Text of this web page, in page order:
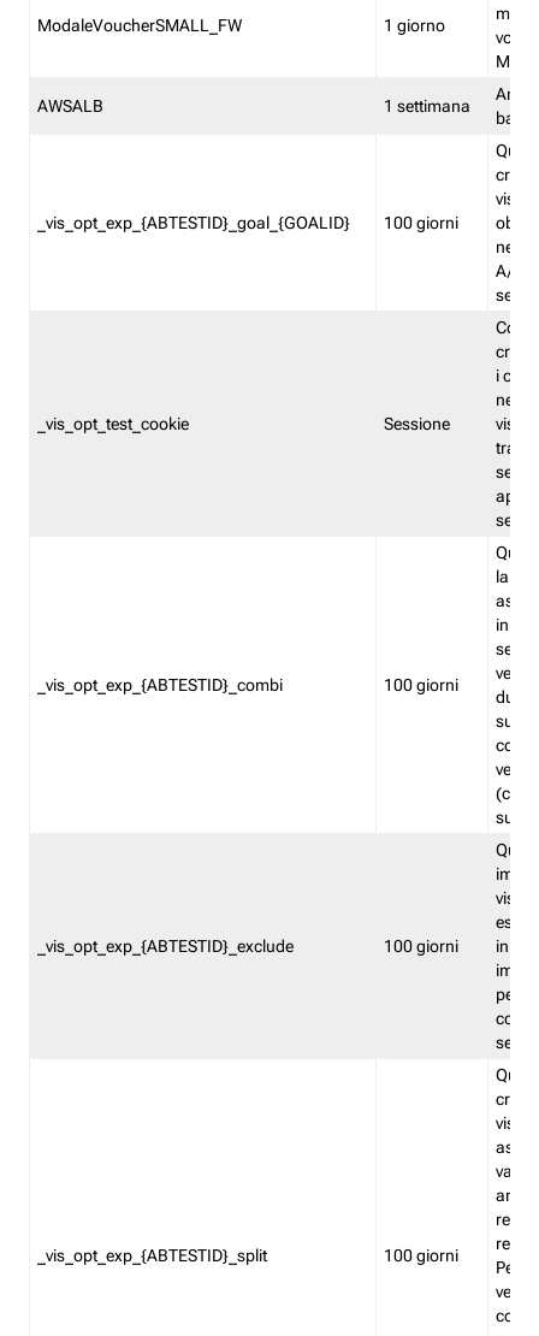
ModaleVoucherSMALL_FW 1 giorno
AWSALB 1 settimana
_vis_opt_exp_{ABTESTID}_goal_{GOALID} 100 giorni
nel
A/B.
_vis_opt_test_cookie Sessione
i
nel
_vis_opt_exp_{ABTESTID}_combi 100 giorni
la
in
_vis_opt_exp_{ABTESTID}_exclude 100 giorni
in
_vis_opt_exp_{ABTESTID}_split 100 giorni